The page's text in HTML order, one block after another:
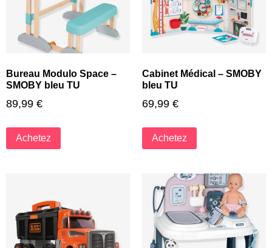
Bureau Modulo Space –
SMOBY bleu TU
89,99 €
Achetez
Cabinet Médical – SMOBY
bleu TU
69,99 €
Achetez